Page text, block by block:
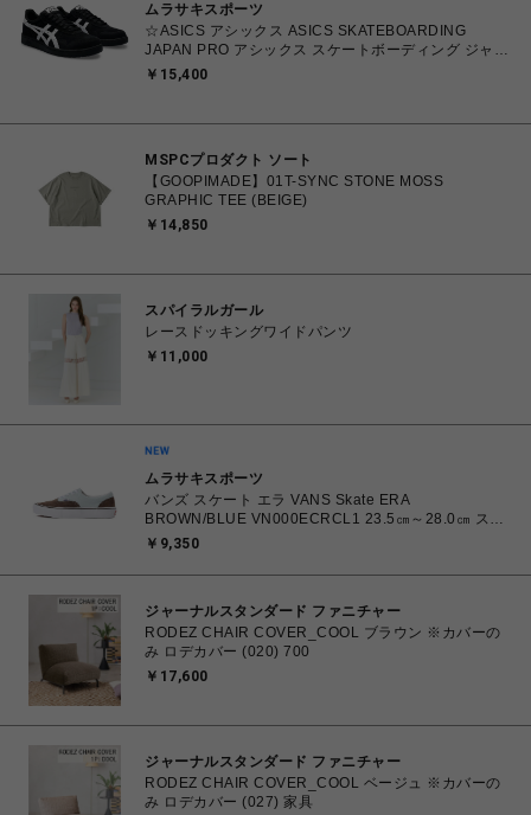
ムラサキスポーツ
☆ASICS アシックス ASICS SKATEBOARDING
JAPAN PRO アシックス スケートボーディング ジャパ
ンプロ Black/White 26.0㎝～28.5㎝
￥15,400
MSPCプロダクト ソート
【GOOPIMADE】01T-SYNC STONE MOSS
GRAPHIC TEE (BEIGE)
￥14,850
スパイラルガール
レースドッキングワイドパンツ
￥11,000
ムラサキスポーツ
バンズ スケート エラ VANS Skate ERA
BROWN/BLUE VN000ECRCL1 23.5㎝～28.0㎝ スニ
ーカー メンズ レディース シューズ 0198266445786
￥9,350
ジャーナルスタンダード ファニチャー
RODEZ CHAIR COVER_COOL ブラウン ※カバーの
み ロデカバー (020) 700
￥17,600
ジャーナルスタンダード ファニチャー
RODEZ CHAIR COVER_COOL ベージュ ※カバーの
み ロデカバー (027) 家具